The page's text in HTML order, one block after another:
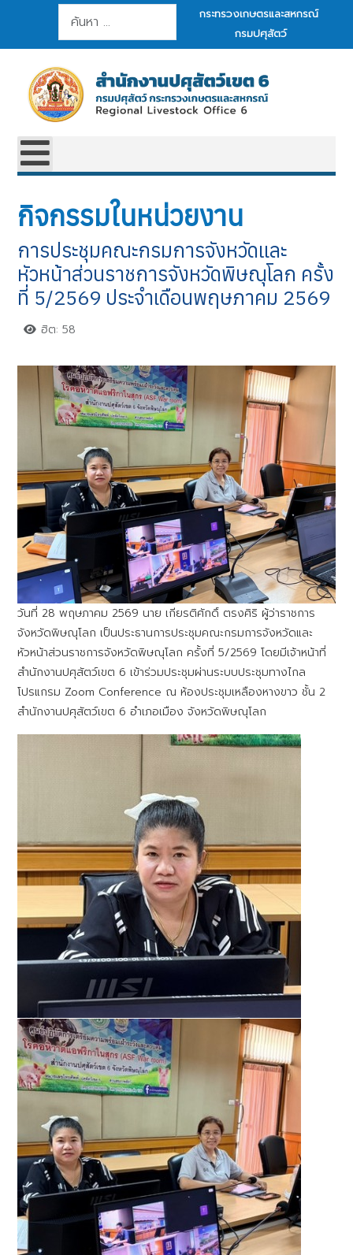
การค้นหา
กระทรวงเกษตรและสหกรณ์
กรมปศุสัตว์
กิจกรรมในหน่วยงาน
การประชุมคณะกรมการจังหวัดและ
หัวหน้าส่วนราชการจังหวัดพิษณุโลก ครั้ง
ที่ 5/2569 ประจำเดือนพฤษภาคม 2569
ฮิต: 58
วันที่ 28 พฤษภาคม 2569 นาย เกียรติศักดิ์ ตรงศิริ ผู้ว่าราชการ
จังหวัดพิษณุโลก เป็นประธานการประชุมคณะกรมการจังหวัดและ
หัวหน้าส่วนราชการจังหวัดพิษณุโลก ครั้งที่ 5/2569 โดยมีเจ้าหน้าที่
สำนักงานปศุสัตว์เขต 6 เข้าร่วมประชุมผ่านระบบประชุมทางไกล
โปรแกรม Zoom Conference ณ ห้องประชุมเหลืองหางขาว ชั้น 2
สำนักงานปศุสัตว์เขต 6 อำเภอเมือง จังหวัดพิษณุโลก